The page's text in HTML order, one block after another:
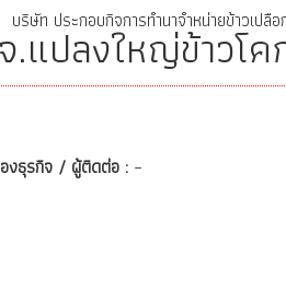
บริษัท ประกอบกิจการทำนาจำหน่ายข้าวเปลื
.แปลงใหญ่ข้าวโ
องธุรกิจ / ผู้ติดต่อ : –